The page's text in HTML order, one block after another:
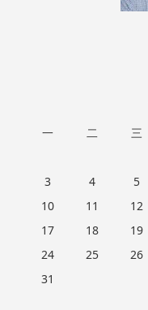
一 二 三
3
4 5
10
11 12
17
18 19
24
25 26
31